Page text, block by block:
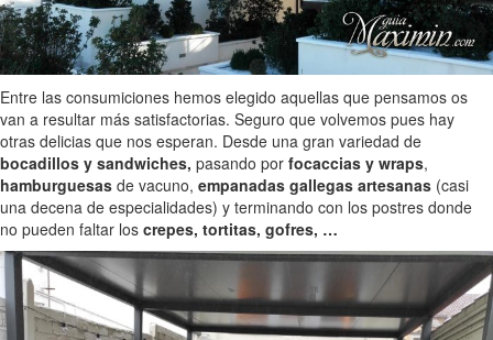
Entre las consumiciones hemos elegido aquellas que pensamos os
van a resultar más satisfactorias. Seguro que volvemos pues hay
otras delicias que nos esperan. Desde una gran variedad de
bocadillos y sandwiches, pasando por focaccias y wraps,
hamburguesas de vacuno, empanadas gallegas artesanas (casi
una decena de especialidades) y terminando con los postres donde
no pueden faltar los crepes, tortitas, gofres, …